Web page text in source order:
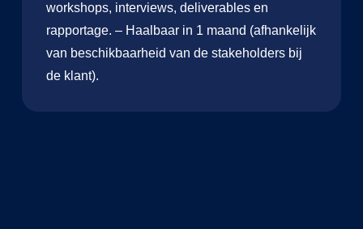
workshops, interviews, deliverables en
rapportage. – Haalbaar in 1 maand (afhankelijk
van beschikbaarheid van de stakeholders bij
de klant).